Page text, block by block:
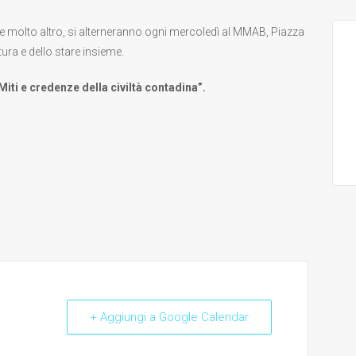
molto altro, si alterneranno ogni mercoledì al MMAB, Piazza
e dello stare insieme.
e credenze della civiltà contadina”.
+ Aggiungi a Google Calendar